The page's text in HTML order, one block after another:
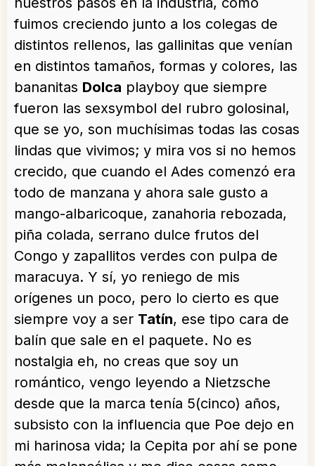
fuimos creciendo junto a los colegas de
distintos rellenos, las gallinitas que venían
en distintos tamaños, formas y colores, las
bananitas Dolca playboy que siempre
fueron las sexsymbol del rubro golosinal,
que se yo, son muchísimas todas las cosas
lindas que vivimos; y mira vos si no hemos
crecido, que cuando el Ades comenzó era
todo de manzana y ahora sale gusto a
mango-albaricoque, zanahoria rebozada,
piña colada, serrano dulce frutos del
Congo y zapallitos verdes con pulpa de
maracuya. Y sí, yo reniego de mis
orígenes un poco, pero lo cierto es que
siempre voy a ser Tatín, ese tipo cara de
balín que sale en el paquete. No es
nostalgia eh, no creas que soy un
romántico, vengo leyendo a Nietzsche
desde que la marca tenía 5(cinco) años,
subsisto con la influencia que Poe dejo en
mi harinosa vida; la Cepita por ahí se pone